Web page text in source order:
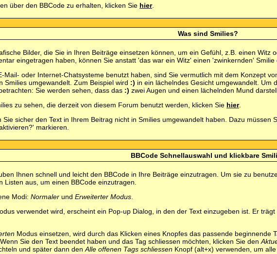
über den BBCode zu erhalten, klicken Sie hier.
Was sind Smilies?
Bilder, die Sie in Ihren Beiträge einsetzen können, um ein Gefühl, z.B. einen Witz
eingetragen haben, können Sie anstatt 'das war ein Witz' einen 'zwinkernden' Smilie
Mail- oder Internet-Chatsysteme benutzt haben, sind Sie vermutlich mit dem Konzept
Smilies umgewandelt. Zum Beispiel wird :) in ein lächelndes Gesicht umgewandelt. Um
Sie werden sehen, dass das :) zwei Augen und einen lächelnden Mund
zu sehen, die derzeit von diesem Forum benutzt werden, klicken Sie hier.
Sie sicher den Text in Ihrem Beitrag nicht in Smilies umgewandelt haben. Dazu müssen
markieren.
BBCode Schnellauswahl und klickbare
Ihnen schnell und leicht den BBCode in Ihre Beiträge einzutragen. Um sie zu
Listen aus, um einen BBCode einzutragen.
Modi: Normaler und Erweiterter Modus
verwendet wird, erscheint ein Pop-up Dialog, in den der Text einzugeben ist. Er
Modus einsetzen, wird durch das Klicken eines Knopfes das passende
Sie den Text beendet haben und das Tag schliessen möchten, klicken Sie den
und später dann den Alle offenen Tags schliessen Knopf (alt+x) verwenden, um